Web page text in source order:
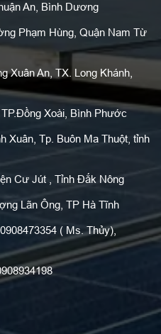
An, Bình Dương
Phạm Hùng, Quận Nam Từ
Xuân An, TX. Long Khánh,
Xoài, Bình Phước
Xuân, Tp. Buôn Ma Thuột, tỉnh
Cư Jút , Tỉnh Đắk Nông
Lãn Ông, TP Hà Tĩnh
( Ms. Thủy),